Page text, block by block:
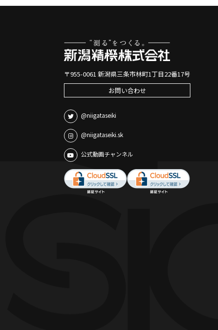
〒955-0061 新潟県三条市林町1丁目22番17号
お問い合わせ
@niigataseiki
@niigataseiki.sk
公式動画チャンネル